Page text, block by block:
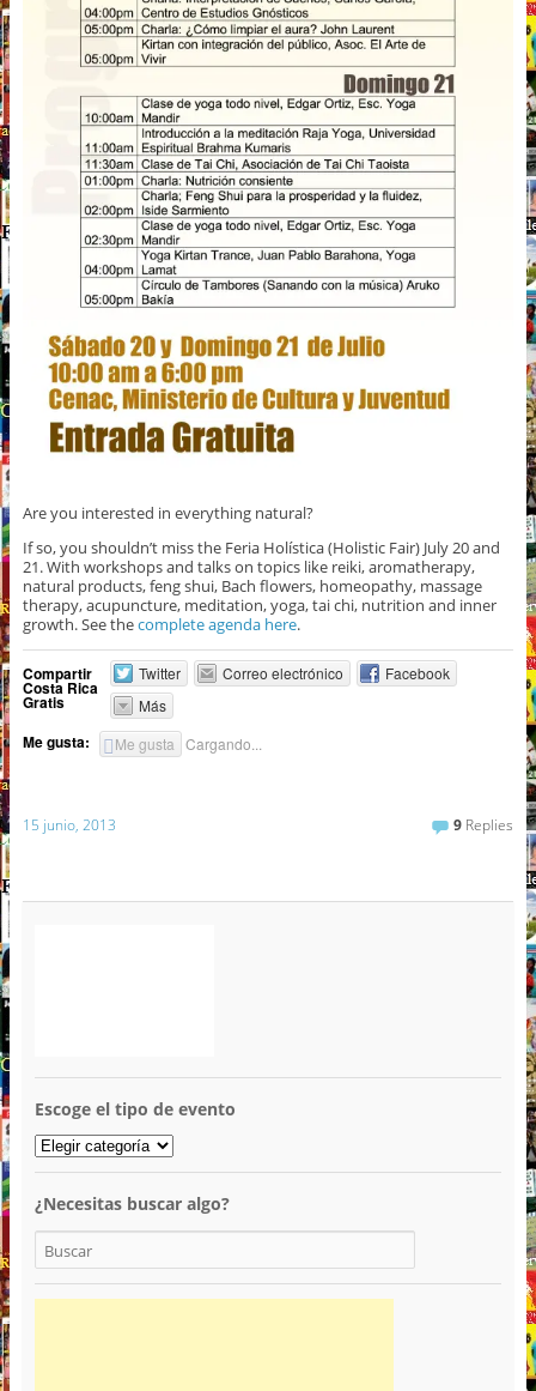
Are you interested in everything natural?
If so, you shouldn’t miss the Feria Holística (Holistic Fair) July 20 and
21. With workshops and talks on topics like reiki, aromatherapy,
natural products, feng shui, Bach flowers, homeopathy, massage
therapy, acupuncture, meditation, yoga, tai chi, nutrition and inner
growth. See thecomplete agenda here.
Compartir
Costa Rica
Gratis
Twitter Correo electrónico
Facebook
Más
Me gusta: Me gusta Cargando...
15 junio, 2013 9 Replies
Escoge el tipo de evento
¿Necesitas buscar algo?